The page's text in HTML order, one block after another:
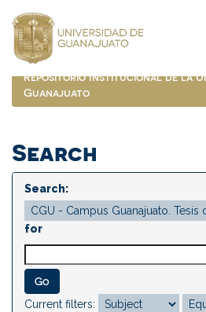
navigation
Repositorio Institucional de la
Guanajuato
Search
Search:
for
Current filters: